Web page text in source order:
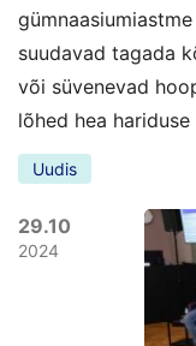
suudavad tagada
või süvenevad
lõhed hea
Uudis
29.10
2024